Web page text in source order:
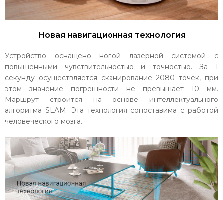
Новая навигационная технология
Устройство оснащено новой лазерной системой с
повышенными чувствительностью и точностью. За 1
секунду осуществляется сканирование 2080 точек, при
этом значение погрешности не превышает 10 мм.
Маршрут строится на основе интеллектуального
алгоритма SLAM. Эта технология сопоставима с работой
человеческого мозга.